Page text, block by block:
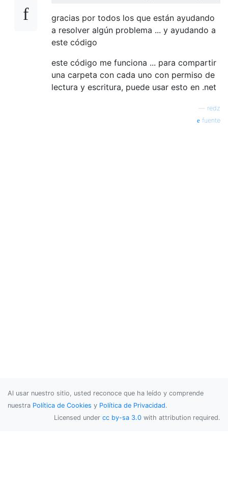
gracias por todos los que están ayudando
a resolver algún problema ... y ayudando a
este código
este código me funciona ... para compartir
una carpeta con cada uno con permiso de
lectura y escritura, puede usar esto en .net
redz
fuente
Al usar nuestro sitio, usted reconoce que ha leído y comprende
nuestra Política de Cookies y Política de Privacidad.
Licensed under cc by-sa 3.0 with attribution required.